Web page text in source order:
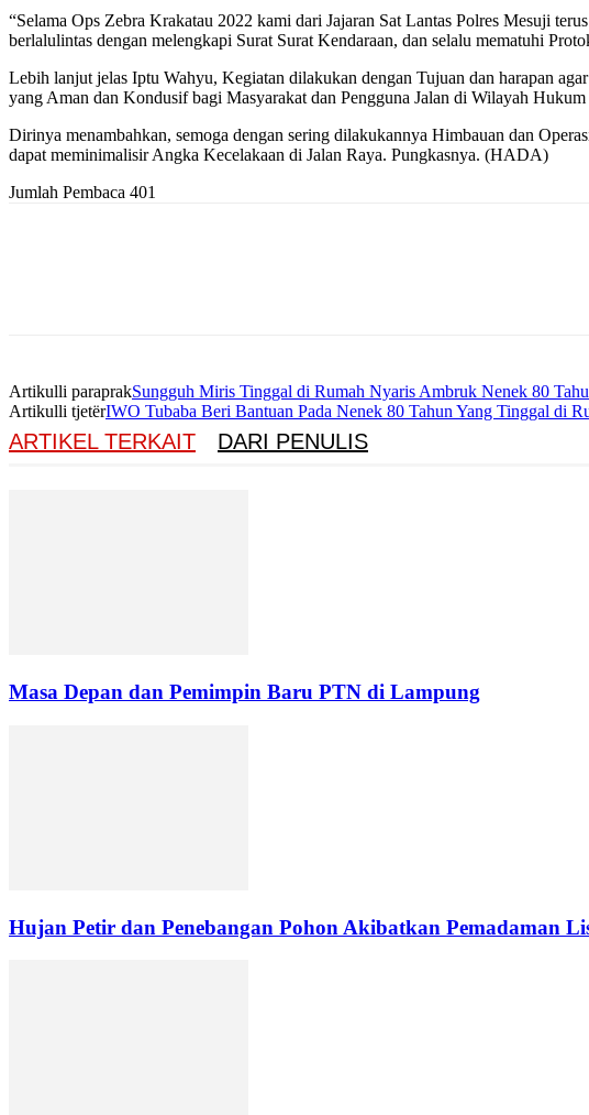
“Selama Ops Zebra Krakatau 2022 kami dari Jajaran Sat Lantas Polres Mesuji
berlalulintas dengan melengkapi Surat Surat Kendaraan, dan selalu mematuhi
Lebih lanjut jelas Iptu Wahyu, Kegiatan dilakukan dengan Tujuan dan harapan
yang Aman dan Kondusif bagi Masyarakat dan Pengguna Jalan di Wilayah
Dirinya menambahkan, semoga dengan sering dilakukannya Himbauan dan
dapat meminimalisir Angka Kecelakaan di Jalan Raya. Pungkasnya. (HADA)
Jumlah Pembaca 401
Artikulli paraprakSungguh Miris Tinggal di Rumah Nyaris Ambruk Nenek 80
Artikulli tjetërIWO Tubaba Beri Bantuan Pada Nenek 80 Tahun Yang Tinggal di
ARTIKEL TERKAIT DARI PENULIS
Masa Depan dan Pemimpin Baru PTN di Lampung
Hujan Petir dan Penebangan Pohon Akibatkan Pemadaman